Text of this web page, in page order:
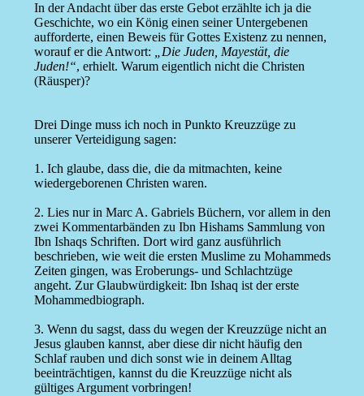
In der Andacht über das erste Gebot erzählte ich ja die
Geschichte, wo ein König einen seiner Untergebenen
aufforderte, einen Beweis für Gottes Existenz zu nennen,
worauf er die Antwort:
„Die Juden, Mayestät, die
Juden!“, erhielt. Warum eigentlich nicht die Christen
(Räusper)?
Drei Dinge muss ich noch in Punkto Kreuzzüge zu
unserer Verteidigung sagen:
1. Ich glaube, dass die, die da mitmachten, keine
wiedergeborenen Christen waren.
2. Lies nur in Marc A. Gabriels Büchern, vor allem in den
zwei Kommentarbänden zu Ibn Hishams Sammlung von
Ibn Ishaqs Schriften. Dort wird ganz ausführlich
beschrieben, wie weit die ersten Muslime zu Mohammeds
Zeiten gingen, was Eroberungs- und Schlachtzüge
angeht. Zur Glaubwürdigkeit: Ibn Ishaq ist der erste
Mohammedbiograph.
3. Wenn du sagst, dass du wegen der Kreuzzüge nicht an
Jesus glauben kannst, aber diese dir nicht häufig den
Schlaf rauben und dich sonst wie in deinem Alltag
beeinträchtigen, kannst du die Kreuzzüge nicht als
gültiges Argument vorbringen!